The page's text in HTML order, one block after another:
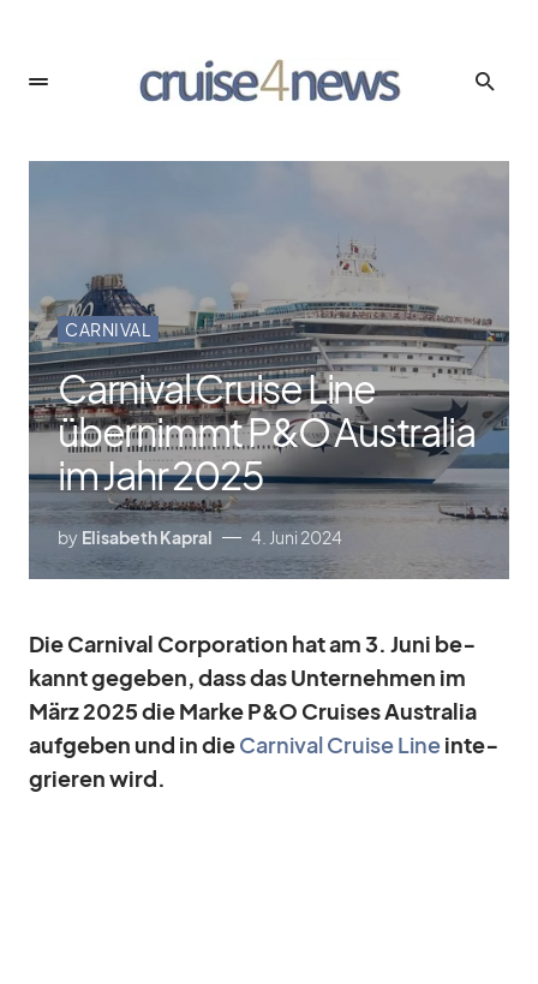
CARNIVAL
Carnival Cruise Line
übernimmt P&O Australia
im Jahr 2025
by Elisabeth Kapral 4. Juni 2024
Die Car­ni­val Cor­po­ra­tion hat am 3. Juni be­
kannt ge­ge­ben, dass das Un­ter­neh­men im
März 2025 die Marke P&O Crui­ses Aus­tra­lia
auf­ge­ben und in dieCar­ni­val Cruise Linein­te­
grie­ren wird.